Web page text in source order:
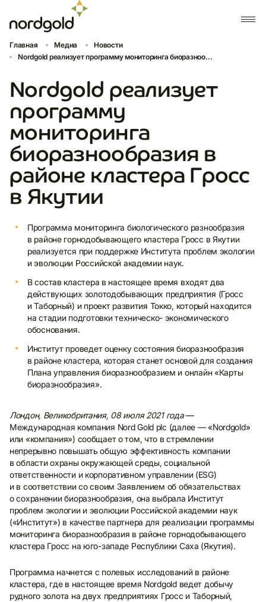
Главная Медиа
Новости
Nordgold реализует программу мониторинга биоразноо...
Nordgold реализует
программу
мониторинга
биоразнообразия в
районе кластера Гросс
в Якутии
Программа мониторинга биологического разнообразия
в районе горнодобывающего кластера Гросс в Якутии
реализуется при поддержке Института проблем экологии
и эволюции Российской академии наук.
В состав кластера в настоящее время входят два
действующих золотодобывающих предприятия (Гросс
и Таборный) и проект развития Токко, который находится
на стадии подготовки техническо- экономического
обоснования.
Институт проведет оценку состояния биоразнообразия
в районе кластера, которая станет основой для создания
Плана управления биоразнообразием и онлайн «Карты
биоразнообразия».
Лондон, Великобритания, 08 июля 2021 года—
Международная компания Nord Gold plc (далее — «Nordgold»
или «компания») сообщает о том, что в стремлении
непрерывно повышать общую эффективность компании
в области охраны окружающей среды, социальной
ответственности и корпоративном управлении (ESG)
и в соответствии со своим Заявлением об обязательствах
о сохранении биоразнообразия, она выбрала Институт
проблем экологии и эволюции Российской академии наук
(«Институт») в качестве партнера для реализации программы
мониторинга биоразнообразия в районе горнодобывающего
кластера Гросс на юго-западе Республики Саха (Якутия).
Программа начнется с полевых исследований в районе
кластера, где в настоящее время Nordgold ведет добычу
рудного золота на двух предприятиях Гросс и Таборный,